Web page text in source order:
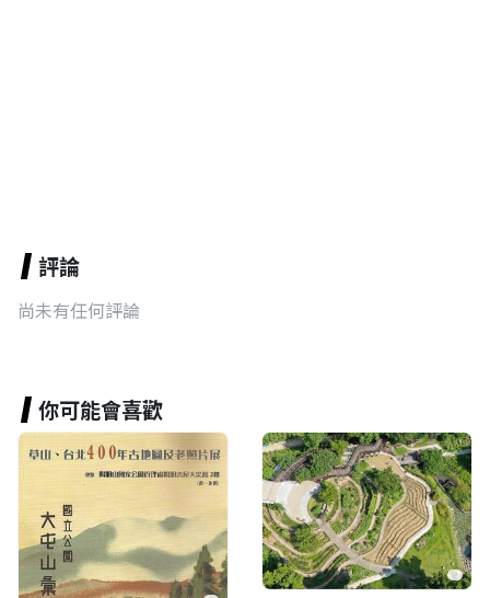
評論
尚未有任何評論
你可能會喜歡